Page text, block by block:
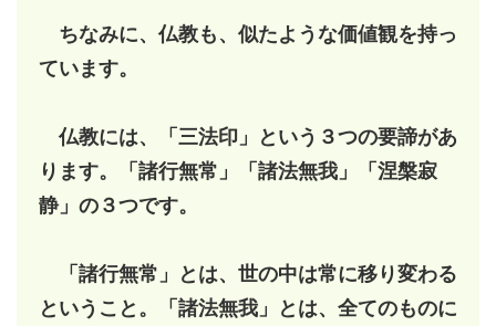
ちなみに、仏教も、似たような価値観を持っ
ています。
仏教には、「三法印」という３つの要諦があ
ります。「諸行無常」「諸法無我」「涅槃寂
静」の３つです。
「諸行無常」とは、世の中は常に移り変わる
ということ。「諸法無我」とは、全てのものに